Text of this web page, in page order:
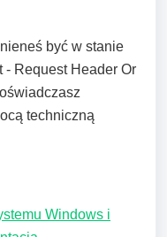
być w stanie
- Request Header Or
techniczną
Windows i